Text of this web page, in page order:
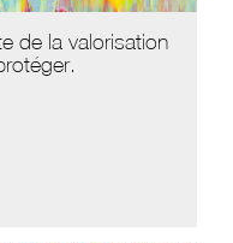
de la valorisation